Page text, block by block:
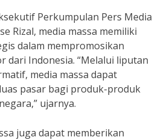
Perkumpulan Pers Media
Rizal, media massa memiliki
dalam mempromosikan
dari Indonesia. “Melalui liputan
media massa dapat
pasar bagi produk-produk
ujarnya.
juga dapat memberikan